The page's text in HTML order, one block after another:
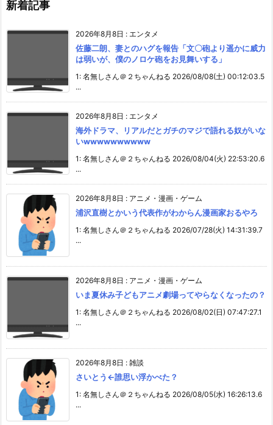
新着記事
2026年8月8日 : エンタメ
佐藤二朗、妻とのハグを報告「文〇砲より遥かに威力
は弱いが、僕のノロケ砲をお見舞いする」
1: 名無しさん＠２ちゃんねる 2026/08/08(土) 00:12:03.5
...
2026年8月8日 : エンタメ
海外ドラマ、リアルだとガチのマジで語れる奴がいな
いwwwwwwwwww
1: 名無しさん＠２ちゃんねる 2026/08/04(火) 22:53:20.6
...
2026年8月8日 : アニメ・漫画・ゲーム
浦沢直樹とかいう代表作がわからん漫画家おるやろ
1: 名無しさん＠２ちゃんねる 2026/07/28(火) 14:31:39.7
...
2026年8月8日 : アニメ・漫画・ゲーム
いま夏休み子どもアニメ劇場ってやらなくなったの？
1: 名無しさん＠２ちゃんねる 2026/08/02(日) 07:47:27.1
...
2026年8月8日 : 雑談
さいとう←誰思い浮かべた？
1: 名無しさん＠２ちゃんねる 2026/08/05(水) 16:26:13.6
...